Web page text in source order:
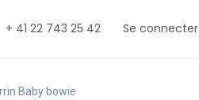
+ 41 22 743 25 42 Se connecter
Baby bowie